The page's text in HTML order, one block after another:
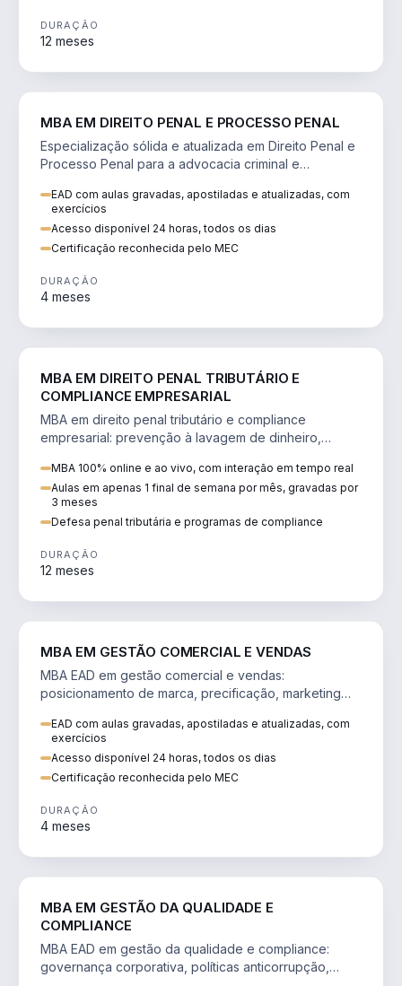
DURAÇÃO
12 meses
MBA EM DIREITO PENAL E PROCESSO PENAL
Especialização sólida e atualizada em Direito Penal e
Processo Penal para a advocacia criminal e
EAD com aulas gravadas, apostiladas e atualizadas, com
exercícios
Acesso disponível 24 horas, todos os dias
Certificação reconhecida pelo MEC
DURAÇÃO
4 meses
MBA EM DIREITO PENAL TRIBUTÁRIO E
COMPLIANCE EMPRESARIAL
MBA em direito penal tributário e compliance
empresarial: prevenção à lavagem de dinheiro,
MBA 100% online e ao vivo, com interação em tempo real
Aulas em apenas 1 final de semana por mês, gravadas por
3 meses
Defesa penal tributária e programas de compliance
DURAÇÃO
12 meses
MBA EM GESTÃO COMERCIAL E VENDAS
MBA EAD em gestão comercial e vendas:
posicionamento de marca, precificação, marketing
EAD com aulas gravadas, apostiladas e atualizadas, com
exercícios
Acesso disponível 24 horas, todos os dias
Certificação reconhecida pelo MEC
DURAÇÃO
4 meses
MBA EM GESTÃO DA QUALIDADE E
COMPLIANCE
MBA EAD em gestão da qualidade e compliance:
governança corporativa, políticas anticorrupção,